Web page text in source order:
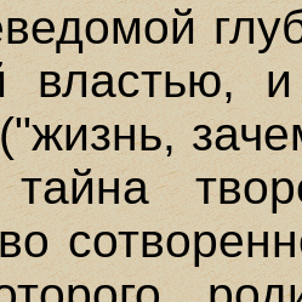
властью,